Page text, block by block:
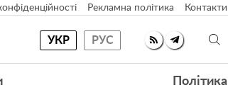
Рекламна політика Контакти
УКР РУС
Політика